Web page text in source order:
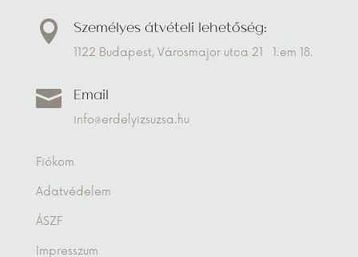
 Személyes átvételi lehetőség:
1122 Budapest, Városmajor utca 21 1.em 18.
 Email
info@erdelyizsuzsa.hu
Fiókom
Adatvédelem
ÁSZF
Impresszum